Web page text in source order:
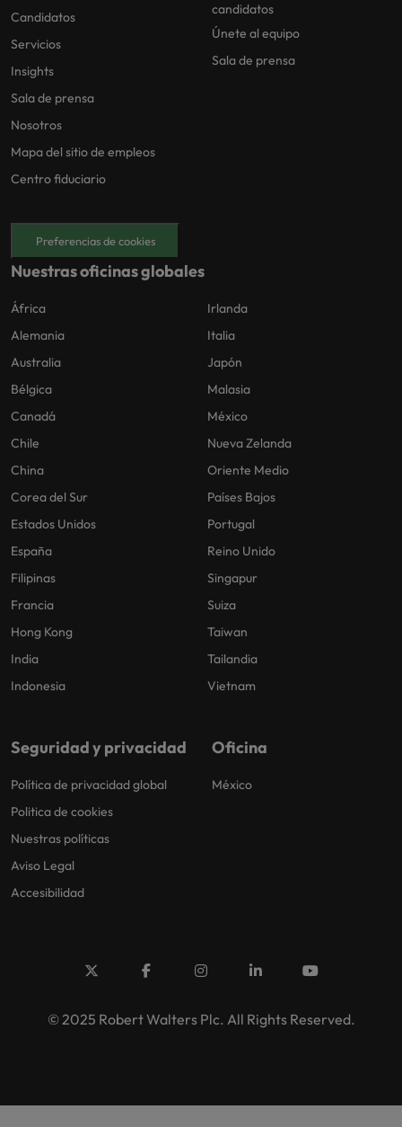
Candidatos
Servicios
Insights
Sala de prensa
Nosotros
Mapa del sitio de empleos
Centro fiduciario
candidatos
Únete al equipo
Sala de prensa
Preferencias de cookies
Nuestras oficinas globales
África
Alemania
Australia
Bélgica
Canadá
Chile
China
Corea del Sur
Estados Unidos
España
Filipinas
Francia
Hong Kong
India
Indonesia
Irlanda
Italia
Japón
Malasia
México
Nueva Zelanda
Oriente Medio
Países Bajos
Portugal
Reino Unido
Singapur
Suiza
Taiwan
Tailandia
Vietnam
Seguridad y privacidad
Política de privacidad global
Politica de cookies
Nuestras políticas
Aviso Legal
Accesibilidad
Oficina
México
© 2025 Robert Walters Plc. All Rights Reserved.